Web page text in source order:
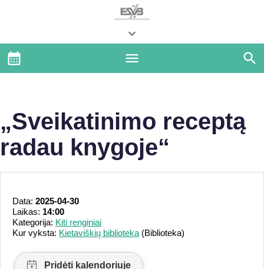
„Sveikatinimo receptą
radau knygoje“
Data: 2025-04-30
Laikas: 14:00
Kategorija: Kiti renginiai
Kur vyksta: Kietaviškių biblioteka (Biblioteka)